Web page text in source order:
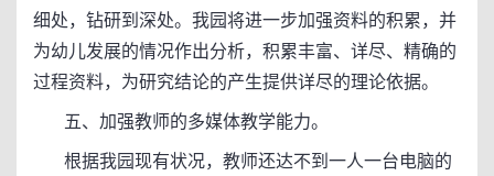
细处，钻研到深处。我园将进一步加强资料的积累，并
为幼儿发展的情况作出分析，积累丰富、详尽、精确的
过程资料，为研究结论的产生提供详尽的理论依据。
五、加强教师的多媒体教学能力。
根据我园现有状况，教师还达不到一人一台电脑的